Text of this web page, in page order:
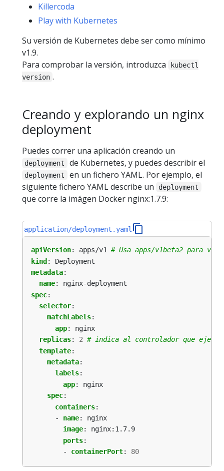
Killercoda
Play with Kubernetes
Su versión de Kubernetes debe ser como mínimo
v1.9.
Para comprobar la versión, introduzca
kubectl
version .
Creando y explorando un nginx
deployment
Puedes correr una aplicación creando un
deployment de Kubernetes, y puedes describir el
deployment
en un fichero YAML. Por ejemplo, el
siguiente fichero YAML describe un
deployment
que corre la imágen Docker nginx:1.7.9:
application/deployment.yaml
apiVersion: apps/v1
# Usa apps/v1beta2 para
kind:
Deployment
metadata:
name:
nginx-deployment
spec:
selector:
matchLabels:
app:
nginx
replicas: 2 # indica al controlador que
template:
metadata:
labels:
app:
nginx
spec:
containers:
- name:
nginx
image:
nginx:1.7.9
ports:
- containerPort: 80